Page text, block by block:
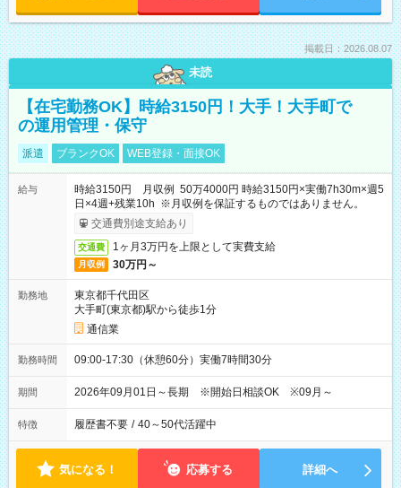
掲載日：2026.08.07
未読
【在宅勤務OK】時給3150円！大手！大手町で
の運用管理・保守
派遣 ブランクOK WEB登録・面接OK
給与
時給3150円 月収例 50万4000円 時給3150円×実働7h30m×週5
日×4週+残業10h ※月収例を保証するものではありません。
交通費別途支給あり
交通費 1ヶ月3万円を上限として実費支給
月収例 30万円～
勤務地
東京都千代田区
大手町(東京都)駅から徒歩1分
通信業
勤務時間 09:00-17:30（休憩60分）実働7時間30分
期間 2026年09月01日～長期 ※開始日相談OK ※09月～
特徴 履歴書不要 / 40～50代活躍中
気になる！ 応募する 詳細へ